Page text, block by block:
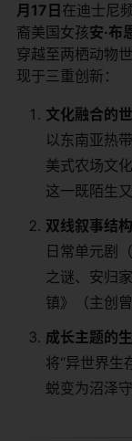
月17日​ 在迪士尼
裔美国女孩​安·布
穿越至两栖动物
现于三重创新：
文化融合的
以东南亚热
美式农场文
这一既陌生
​双线叙事结构​
日常单元剧
之谜、安归
镇》（主创
成长主题的
将“异世界
蜕变为沼泽